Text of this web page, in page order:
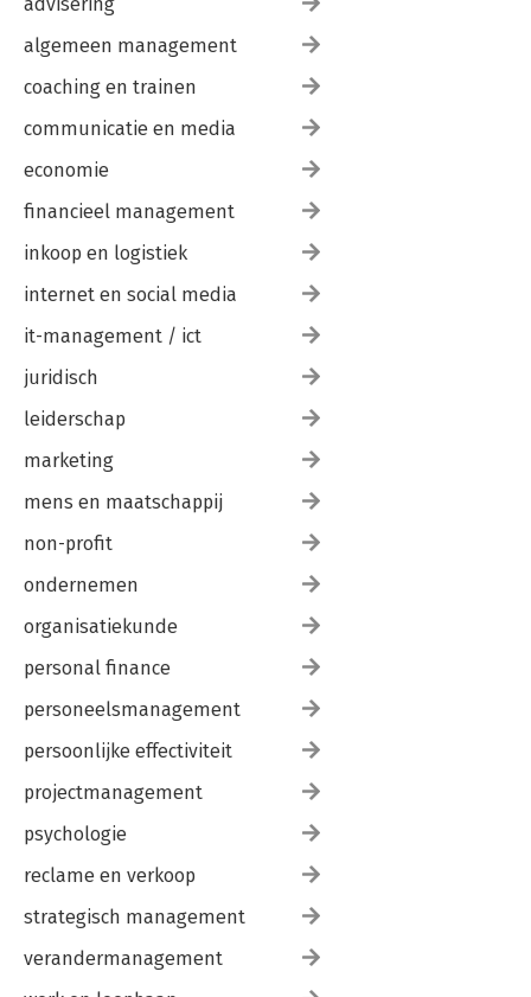
betere wereld 172
Hoofdstuk 10 – de toekomst 177
Toekomstig onderzoek 178
De psychologie van het eerlijk- proces- effect 182
Het eerlijk- en oneerlijk- proces- effect 185
Praktische interventies 191
Literatuur 195
Index 219
Over de auteur 223
algemeen management
coaching en trainen
communicatie en media
economie
financieel management
inkoop en logistiek
internet en social media
it-management / ict
juridisch
leiderschap
marketing
mens en maatschappij
non-profit
ondernemen
organisatiekunde
personal finance
personeelsmanagement
persoonlijke effectiviteit
projectmanagement
psychologie
reclame en verkoop
strategisch management
verandermanagement